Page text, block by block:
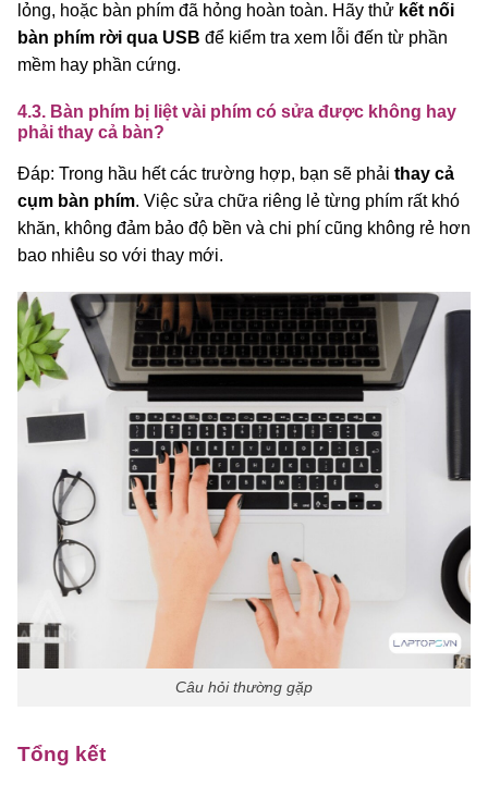
lỏng, hoặc bàn phím đã hỏng hoàn toàn. Hãy thử kết nối
bàn phím rời qua USB để kiểm tra xem lỗi đến từ phần
mềm hay phần cứng.
4.3. Bàn phím bị liệt vài phím có sửa được không hay
phải thay cả bàn?
Đáp: Trong hầu hết các trường hợp, bạn sẽ phải thay cả
cụm bàn phím. Việc sửa chữa riêng lẻ từng phím rất khó
khăn, không đảm bảo độ bền và chi phí cũng không rẻ hơn
bao nhiêu so với thay mới.
Câu hỏi thường gặp
Tổng kết